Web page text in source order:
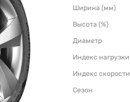
Ширина (мм)
Высота (%)
Диаметр
Индекс нагрузки
Индекс скорости
Сезон